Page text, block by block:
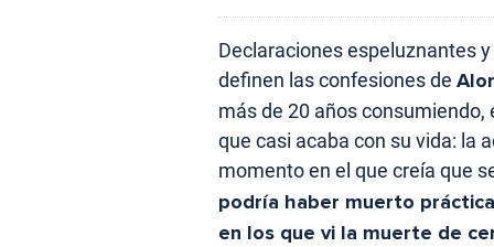
Declaraciones espeluznantes
definen las confesiones de
más de 20 años
que casi acaba con su vida: la
momento en el que creía que
podría haber muerto
en los que vi la muerte de